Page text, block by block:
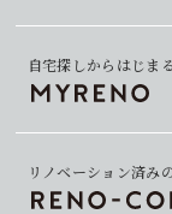
自宅探しからはじま
リノベーション済み